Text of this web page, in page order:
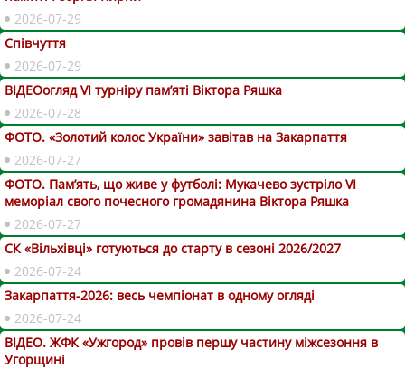
2026-07-29
Співчуття
2026-07-29
ВІДЕОогляд VІ турніру пам’яті Віктора Ряшка
2026-07-28
ФОТО. «Золотий колос України» завітав на Закарпаття
2026-07-27
ФОТО. Пам’ять, що живе у футболі: Мукачево зустріло VI
меморіал свого почесного громадянина Віктора Ряшка
2026-07-27
СК «Вільхівці» готуються до старту в сезоні 2026/2027
2026-07-24
Закарпаття-2026: весь чемпіонат в одному огляді
2026-07-24
ВІДЕО. ЖФК «Ужгород» провів першу частину міжсезоння в
Угорщині